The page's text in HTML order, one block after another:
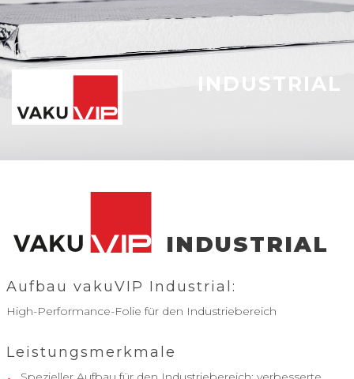
INDUSTRIAL
INDUSTRIAL
Aufbau vakuVIP Industrial:
High-Performance-Folie für den Industriebereich
Leistungsmerkmale